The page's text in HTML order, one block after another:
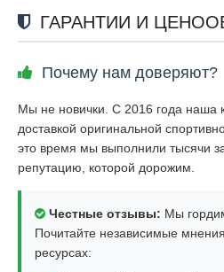
ГАРАНТИИ И
Почему нам доверяют?
Мы не новички. С 2016 года наша
доставкой оригинальной
это время мы выполнили тысячи
репутацию, которой дорожим.
Честные отзывы: Мы
Почитайте независимые
ресурсах: